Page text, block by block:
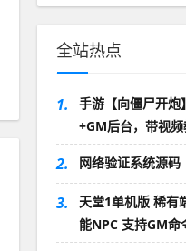
全站热点
1.
手游【向僵尸开炮
+GM后台，带视
2. 网络验证系统源码
3.
天堂1单机版 稀有
能NPC 支持GM命